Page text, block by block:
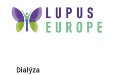
Dialýza